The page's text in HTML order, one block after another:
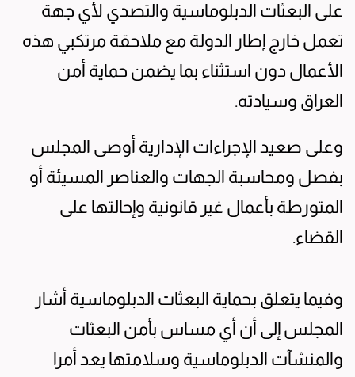
على البعثات الدبلوماسية والتصدي لأي جهة
تعمل خارج إطار الدولة مع ملاحقة مرتكبي هذه
الأعمال دون استثناء بما يضمن حماية أمن
العراق وسيادته.
وعلى صعيد الإجراءات الإدارية أوصى المجلس
بفصل ومحاسبة الجهات والعناصر المسيئة أو
المتورطة بأعمال غير قانونية وإحالتها على
القضاء.
وفيما يتعلق بحماية البعثات الدبلوماسية أشار
المجلس إلى أن أي مساس بأمن البعثات
والمنشآت الدبلوماسية وسلامتها يعد أمرا